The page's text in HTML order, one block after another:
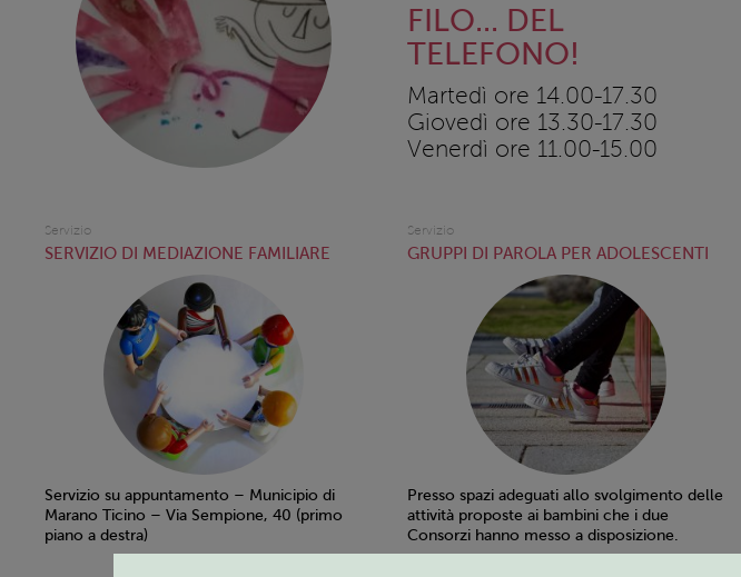
FILO... DEL
TELEFONO!
Martedì ore 14.00-17.30
Giovedì ore 13.30-17.30
Venerdì ore 11.00-15.00
Servizio
SERVIZIO DI MEDIAZIONE FAMILIARE
Servizio su appuntamento – Municipio di
Marano Ticino – Via Sempione, 40 (primo
piano a destra)
Servizio
GRUPPI DI PAROLA PER ADOLESCENTI
Presso spazi adeguati allo svolgimento delle
attività proposte ai bambini che i due
Consorzi hanno messo a disposizione.